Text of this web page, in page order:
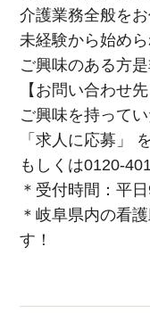
介護業務全般を
未経験から始め
ご興味のある方
【お問い合わせ先
ご興味を持ってい
「求人に応募」
もしくは0120-
＊受付時間：平
＊岐阜県内の看
す！